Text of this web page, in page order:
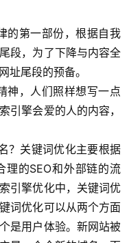
段，为了下降与内容全
址尾段的预备。
引擎会爱的人的内容，
？关键词优化主要根据
理的SEO和外部链的流
引擎优化中，关键词优
词优化可以从两个方面
是用户体验。新网站被